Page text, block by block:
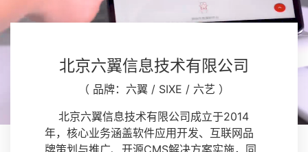
北京六翼信息技术有限公司
（ 品牌：六翼 / SIXE / 六艺 ）
北京六翼信息技术有限公司成立于2014
年，核心业务涵盖软件应用开发、互联网品
牌策划与推广、开源CMS解决方案实施，同